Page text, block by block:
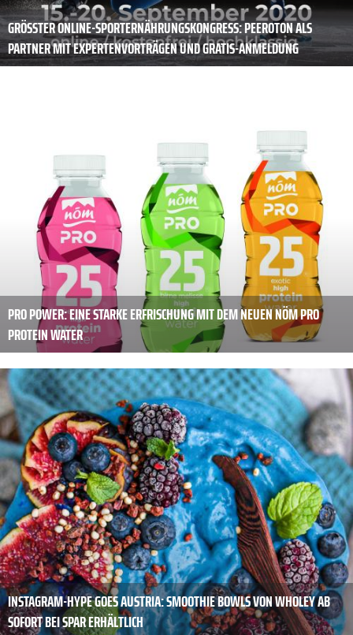
GRÖSSTER ONLINE-SPORTERNÄHRUNGSKONGRESS: PEEROTON ALS P
ARTNER MIT EXPERTENVORTRÄGEN UND GRATIS-ANMELDUNG
PRO POWER: EINE STARKE ERFRISCHUNG MIT DEM NEUEN NÖM PRO
PROTEIN WATER
INSTAGRAM-HYPE GOES AUSTRIA: SMOOTHIE BOWLS VON WHOLEY AB
SOFORT BEI SPAR ERHÄLTLICH